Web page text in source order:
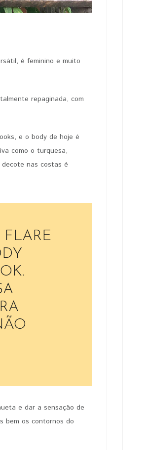
é feminino e muito
repaginada, com
e o body de hoje é
como o turquesa,
nas costas é
e dar a sensação de
bem os contornos do